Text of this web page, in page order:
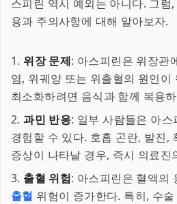
스피린 역시 예외는 아니다. 그럼
용과 주의사항에 대해 알아보자.
1. 위장 문제: 아스피린은 위장관
염, 위궤양 또는 위출혈의 원인이
최소화하려면 음식과 함께 복용
2.과민 반응: 일부 사람들은 아스
경험할 수 있다. 호흡 곤란, 발진,
증상이 나타날 경우, 즉시 의료
3. 출혈 위험: 아스피린은 혈액의
출혈 위험이 증가한다. 특히, 수